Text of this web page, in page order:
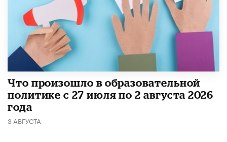
​Что произошло в образовательной
политике с 27 июля по 2 августа 2026
года
3 АВГУСТА